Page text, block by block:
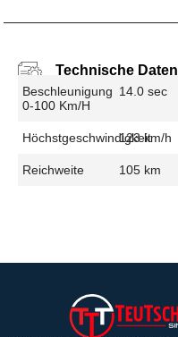
Technische Daten
Beschleunigung
0-100 Km/h
14.0 sec
Höchstgeschwindigkeit
123 km/h
Reichweite 105 km